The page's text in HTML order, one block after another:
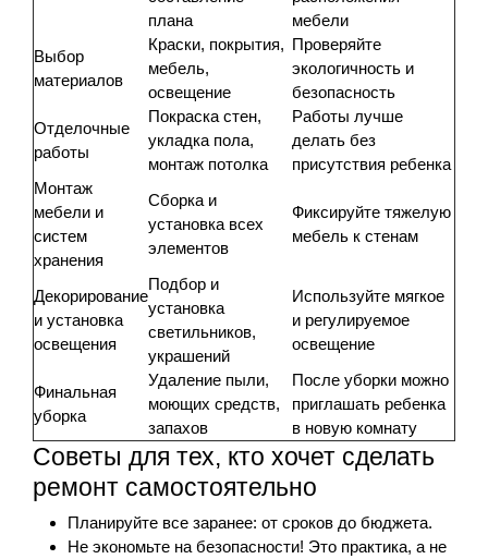
плана
мебели
Выбор
материалов
Краски, покрытия,
мебель,
освещение
Проверяйте
экологичность и
безопасность
Отделочные
работы
Покраска стен,
укладка пола,
монтаж потолка
Работы лучше
делать без
присутствия ребенка
Монтаж
мебели и
систем
хранения
Сборка и
установка всех
элементов
Фиксируйте тяжелую
мебель к стенам
Декорирование
и установка
освещения
Подбор и
установка
светильников,
украшений
Используйте мягкое
и регулируемое
освещение
Финальная
уборка
Удаление пыли,
моющих средств,
запахов
После уборки можно
приглашать ребенка
в новую комнату
Советы для тех, кто хочет сделать
ремонт самостоятельно
Планируйте все заранее: от сроков до бюджета.
Не экономьте на безопасности! Это практика, а не